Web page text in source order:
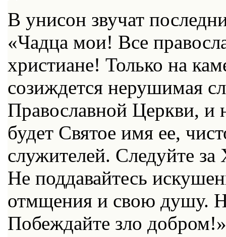
В унисон звучат
«Чадца мои! Все
христиане! Только на
созиждется нерушимая
Православной Церкви, и
будет Святое имя ее,
служителей. Следуйте
Не поддавайтесь
отмщения и свою душу.
Побеждайте зло добром!»